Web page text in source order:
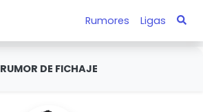
Rumores Ligas
RUMOR DE FICHAJE